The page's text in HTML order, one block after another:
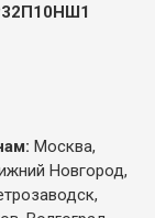
Москва,
Новгород,